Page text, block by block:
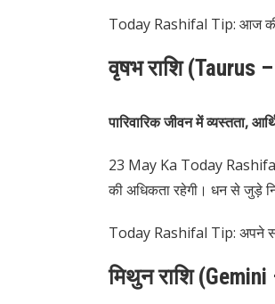
Today Rashifal Tip: आज की
वृषभ राशि (Taurus
पारिवारिक जीवन में व्यस्तता,
23 May Ka Today Rashifal
की अधिकता रहेगी। धन से जुड़े
Today Rashifal Tip: अपने
मिथुन राशि